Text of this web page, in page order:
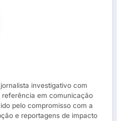
investigativo com
em comunicação
pelo compromisso com a
e reportagens de impacto